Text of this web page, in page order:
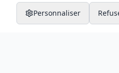
Personnaliser